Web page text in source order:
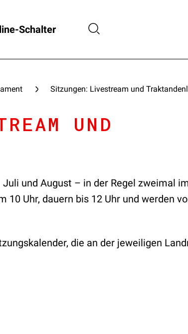
Schalter
Sitzungen: Livestream und
UND
und August – in der Regel zweimal
Uhr, dauern bis 12 Uhr und werden
die an der jeweiligen